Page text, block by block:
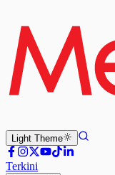
Light Theme
Terkini